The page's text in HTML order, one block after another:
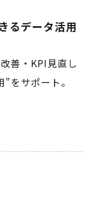
るデータ活用
善・KPI見直し
をサポート。